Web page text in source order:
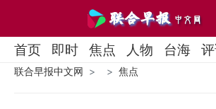
首页 即时 焦点 人物 台海
联合早报中文网 焦点